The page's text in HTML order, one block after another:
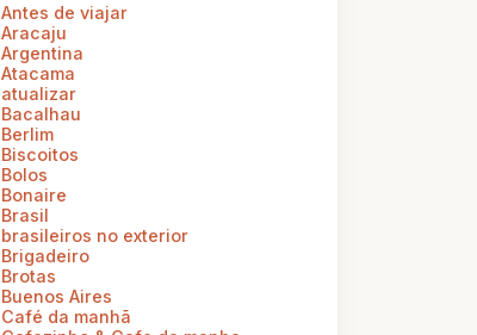
Antes de viajar
Aracaju
Argentina
Atacama
atualizar
Bacalhau
Berlim
Biscoitos
Bolos
Bonaire
Brasil
brasileiros no exterior
Brigadeiro
Brotas
Buenos Aires
Café da manhã